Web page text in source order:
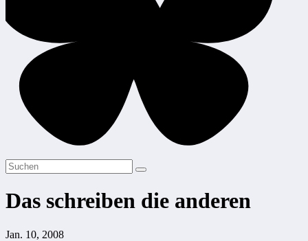
Das schreiben die anderen
Jan. 10, 2008